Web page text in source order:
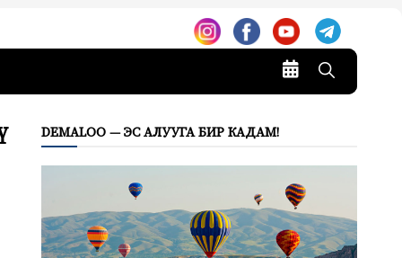
DEMALOO — ЭС АЛУУГА БИР КАДАМ!